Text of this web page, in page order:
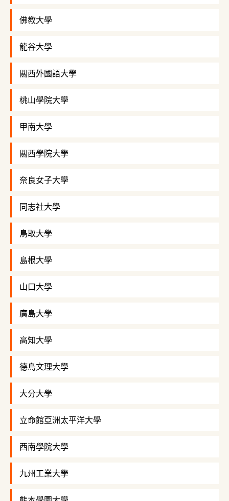
佛教大學
龍谷大學
關西外國語大學
桃山學院大學
甲南大學
關西學院大學
奈良女子大學
同志社大學
鳥取大學
島根大學
山口大學
廣島大學
高知大學
德島文理大學
大分大學
立命館亞洲太平洋大學
西南學院大學
九州工業大學